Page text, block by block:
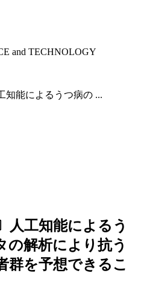
and TECHNOLOGY
知能によるうつ病の ...
人工知能によるう
の解析により抗う
群を予想できるこ